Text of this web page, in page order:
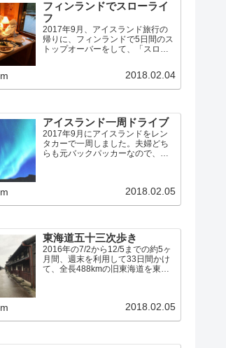
フィンランドでスローライ
フ
2017年9月、アイスランド旅行の
帰りに、フィンランドで5日間のス
トップオーバーをして、「スロー
前半は、普通の観光旅行です。後
半が、スローライフ体験です。大
2018.02.04
アイスランド一周ドライブ
2017年9月にアイスランドをレン
タカーで一周しました。夫婦どち
らも元バックパッカーなので、宿
Airbnbを利用しましたが、これは
2018.02.05
東海道五十三次歩き
2016年の7/2から12/5までの約5ヶ
月間、週末を利用して33日間かけ
て、全長488kmの旧東海道を東京
答） 7/2: 日本橋→品川宿 7/…
2018.02.05